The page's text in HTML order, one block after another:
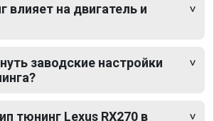
влияет на двигатель и
заводские настройки
тюнинг Lexus RX270 в